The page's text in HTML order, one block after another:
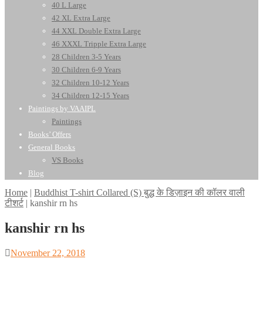
40 L Large
42 XL Extra Large
44 XXL Double Extra Large
46 XXXL Tripple Extra Large
28 Children 3-5 Years
30 Children 6-9 Years
32 Children 10-12 Years
34 Children 12-15 Years
Paintings by VAAIPL
Paintings
Books’ Offers
General Books
VS Books
Blog
Home | Buddhist T-shirt Collared (S) बुद्ध के डिज़ाइन की कॉलर वाली
टीशर्ट | kanshir rn hs
kanshir rn hs
Posted
November 22, 2018